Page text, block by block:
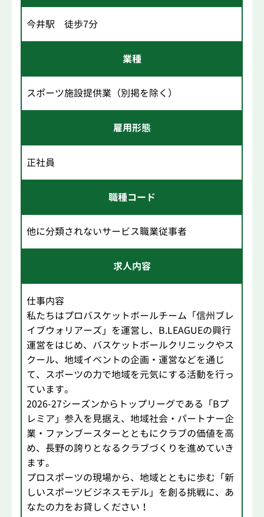
今井駅 徒歩7分
業種
スポーツ施設提供業（別掲を除く）
雇用形態
正社員
職種コード
他に分類されないサービス職業従事者
求人内容
仕事内容
私たちはプロバスケットボールチーム「信州ブレ
イブウォリアーズ」を運営し、B.LEAGUEの興行
運営をはじめ、バスケットボールクリニックやス
クール、地域イベントの企画・運営などを通じ
て、スポーツの力で地域を元気にする活動を行っ
ています。
2026-27シーズンからトップリーグである「Bプ
レミア」参入を見据え、地域社会・パートナー企
業・ファンブースターとともにクラブの価値を高
め、長野の誇りとなるクラブづくりを進めていき
ます。
プロスポーツの現場から、地域とともに歩む「新
しいスポーツビジネスモデル」を創る挑戦に、あ
なたの力をお貸しください！